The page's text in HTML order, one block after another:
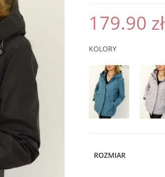
179.90 zł
KOLORY
ROZMIAR